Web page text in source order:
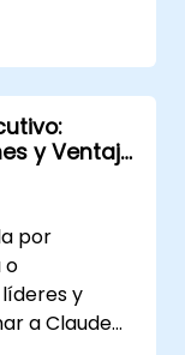
y el
las
identificar
explorar
para
y el
y Ventaja
por
o
y
a Claude